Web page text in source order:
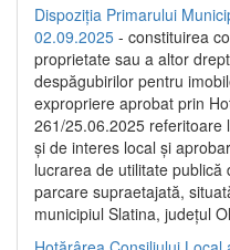
Dispoziția Primarului
02.09.2025 - constituirea
proprietate sau a altor
despăgubirilor pentru
expropriere aprobat prin
261/25.06.2025 referitoare
și de interes local și
lucrarea de utilitate publică
parcare supraetajată,
municipiul Slatina, județul